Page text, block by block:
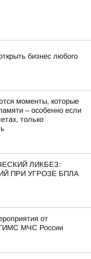
бизнес любого
моменты, которые
– особенно если
только
ЛИКБЕЗ:
ПРИ УГРОЗЕ БПЛА
от
ГИМС МЧС России